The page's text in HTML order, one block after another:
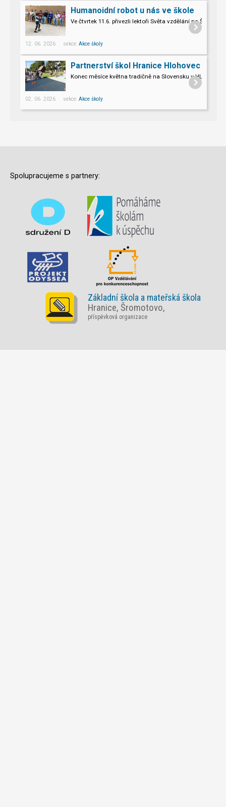
Humanoidní robot u nás ve škole
Ve čtvrtek 11.6. přivezli lektoři Světa vzdělání na
Pro naše třeťáky a páťáky to byl opravdu nevšední zážitek.
12. 06. 2026 sekce: Akce školy
Partnerství škol Hranice Hlohovec
Konec měsíce května tradičně na Slovensku v HLOHOVCI!
02. 06. 2026 sekce: Akce školy
Spolupracujeme s partnery:
Základní škola a mateřská škola
Hranice, Šromotovo,
příspěvková organizace